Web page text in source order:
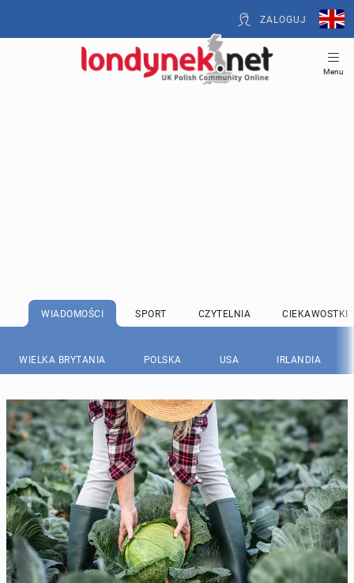
ZALOGUJ
Menu
WIADOMOŚCI SPORT CZYTELNIA CIEKAWOSTKI
WIELKA BRYTANIA POLSKA USA IRLANDIA